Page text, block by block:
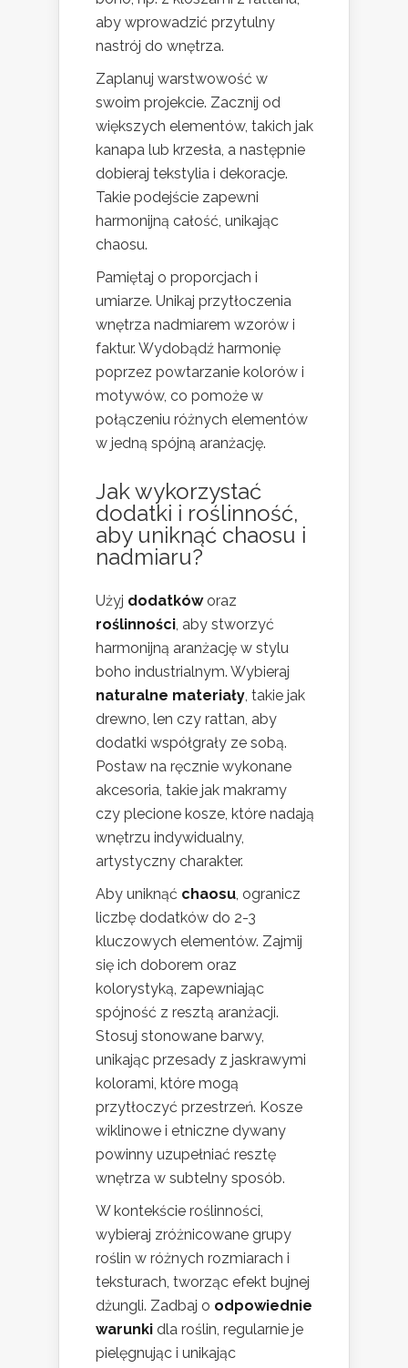
aby wprowadzić przytulny
nastrój do wnętrza.
Zaplanuj warstwowość w
swoim projekcie. Zacznij od
większych elementów, takich jak
kanapa lub krzesła, a następnie
dobieraj tekstylia i dekoracje.
Takie podejście zapewni
harmonijną całość, unikając
chaosu.
Pamiętaj o proporcjach i
umiarze. Unikaj przytłoczenia
wnętrza nadmiarem wzorów i
faktur. Wydobądź harmonię
poprzez powtarzanie kolorów i
motywów, co pomoże w
połączeniu różnych elementów
w jedną spójną aranżację.
Jak wykorzystać
dodatki i roślinność,
aby uniknąć chaosu i
nadmiaru?
Użyj dodatkóworaz
roślinności, aby stworzyć
harmonijną aranżację w stylu
boho industrialnym. Wybieraj
naturalne materiały, takie jak
drewno, len czy rattan, aby
dodatki współgrały ze sobą.
Postaw na ręcznie wykonane
akcesoria, takie jak makramy
czy plecione kosze, które nadają
wnętrzu indywidualny,
artystyczny charakter.
Aby uniknąć chaosu, ogranicz
liczbę dodatków do 2-3
kluczowych elementów. Zajmij
się ich doborem oraz
kolorystyką, zapewniając
spójność z resztą aranżacji.
Stosuj stonowane barwy,
unikając przesady z jaskrawymi
kolorami, które mogą
przytłoczyć przestrzeń. Kosze
wiklinowe i etniczne dywany
powinny uzupełniać resztę
wnętrza w subtelny sposób.
W kontekście roślinności,
wybieraj zróżnicowane grupy
roślin w różnych rozmiarach i
teksturach, tworząc efekt bujnej
dżungli. Zadbaj o odpowiednie
warunki dla roślin, regularnie je
pielęgnując i unikając